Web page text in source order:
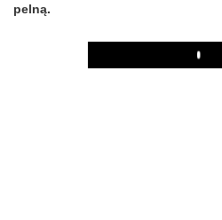
pelną.
Play